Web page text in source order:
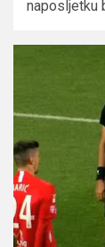
naposljetku